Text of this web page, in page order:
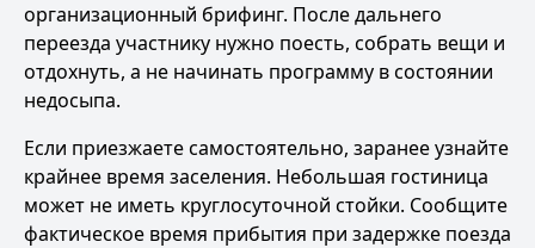
организационный брифинг. После дальнего
переезда участнику нужно поесть, собрать вещи и
отдохнуть, а не начинать программу в состоянии
недосыпа.
Если приезжаете самостоятельно, заранее узнайте
крайнее время заселения. Небольшая гостиница
может не иметь круглосуточной стойки. Сообщите
фактическое время прибытия при задержке поезда